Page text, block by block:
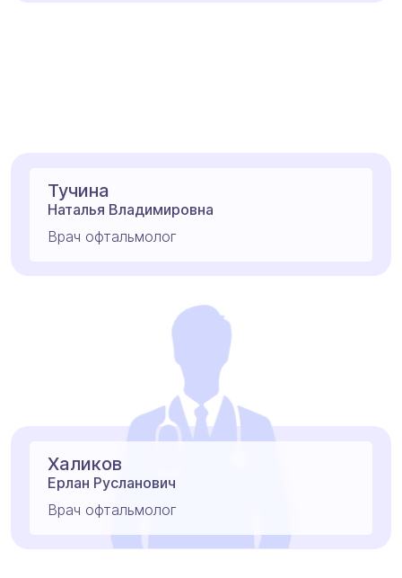
Тучина
Наталья Владимировна
Врач офтальмолог
Халиков
Ерлан Русланович
Врач офтальмолог